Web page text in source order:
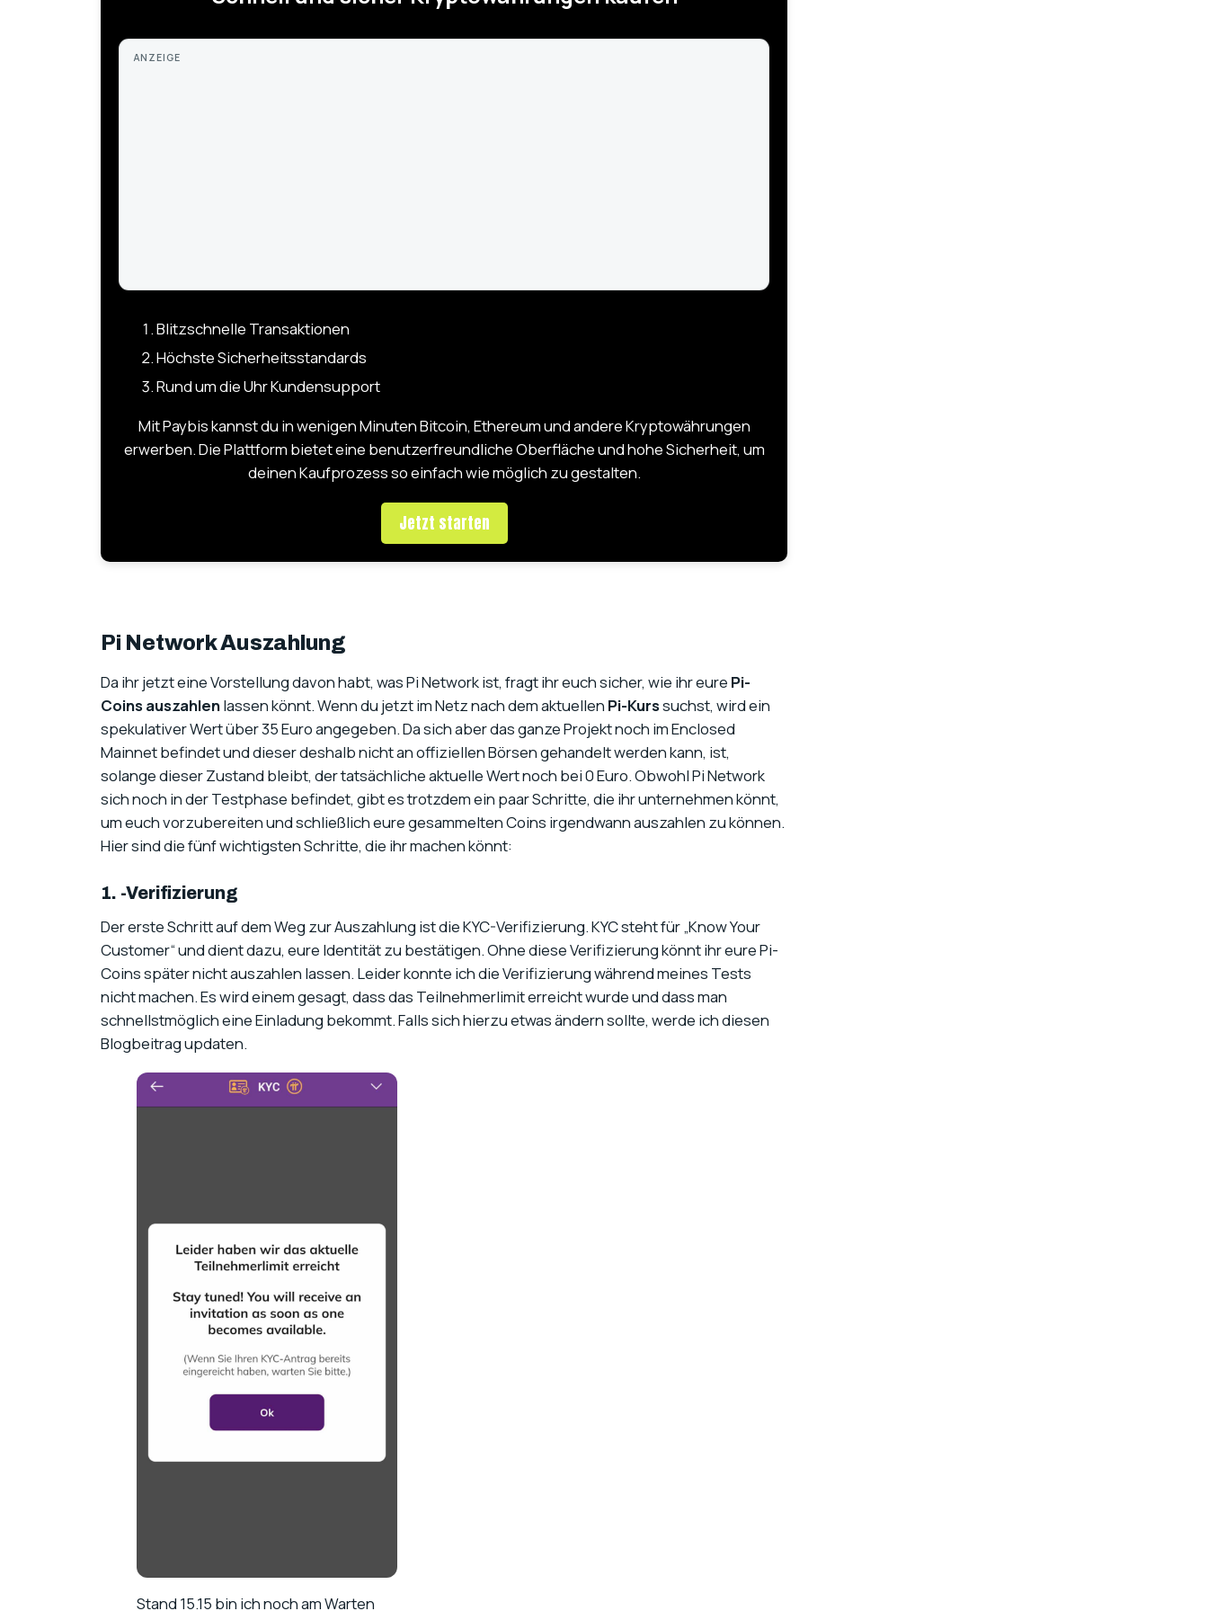
ANZEIGE
Blitzschnelle Transaktionen
Höchste Sicherheitsstandards
Rund um die Uhr Kundensupport
Mit Paybis kannst du in wenigen Minuten Bitcoin, Ethereum und andere Kryptowährungen
erwerben. Die Plattform bietet eine benutzerfreundliche Oberfläche und hohe Sicherheit, um
deinen Kaufprozess so einfach wie möglich zu gestalten.
Jetzt starten
Pi Network Auszahlung
Da ihr jetzt eine Vorstellung davon habt, was Pi Network ist, fragt ihr euch sicher, wie ihr eure Pi-
Coins auszahlenlassen könnt. Wenn du jetzt im Netz nach dem aktuellen Pi-Kurssuchst, wird ein
spekulativer Wert über 35 Euro angegeben. Da sich aber das ganze Projekt noch im Enclosed
Mainnet befindet und dieser deshalb nicht an offiziellen Börsen gehandelt werden kann, ist,
solange dieser Zustand bleibt, der tatsächliche aktuelle Wert noch bei 0 Euro. Obwohl Pi Network
sich noch in der Testphase befindet, gibt es trotzdem ein paar Schritte, die ihr unternehmen könnt,
um euch vorzubereiten und schließlich eure gesammelten Coins irgendwann auszahlen zu können.
Hier sind die fünf wichtigsten Schritte, die ihr machen könnt:
1. -Verifizierung
Der erste Schritt auf dem Weg zur Auszahlung ist die KYC-Verifizierung. KYC steht für „Know Your
Customer“ und dient dazu, eure Identität zu bestätigen. Ohne diese Verifizierung könnt ihr eure Pi-
Coins später nicht auszahlen lassen. Leider konnte ich die Verifizierung während meines Tests
nicht machen. Es wird einem gesagt, dass das Teilnehmerlimit erreicht wurde und dass man
schnellstmöglich eine Einladung bekommt. Falls sich hierzu etwas ändern sollte, werde ich diesen
Blogbeitrag updaten.
Stand 15.15 bin ich noch am Warten